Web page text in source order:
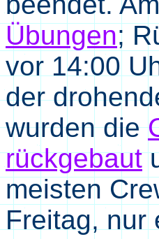
Übungen;
vor 14:00
der
wurden die
rückgebaut
meisten
Freitag, nur